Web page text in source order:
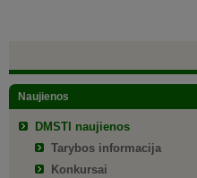
Naujienos
DMSTI naujienos
Tarybos informacija
Konkursai